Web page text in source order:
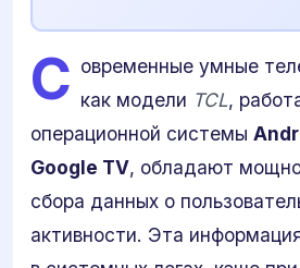
С овременные умные
как модели TCL,
операционной системы
Google TV, обладают
сбора данных о
активности. Эта